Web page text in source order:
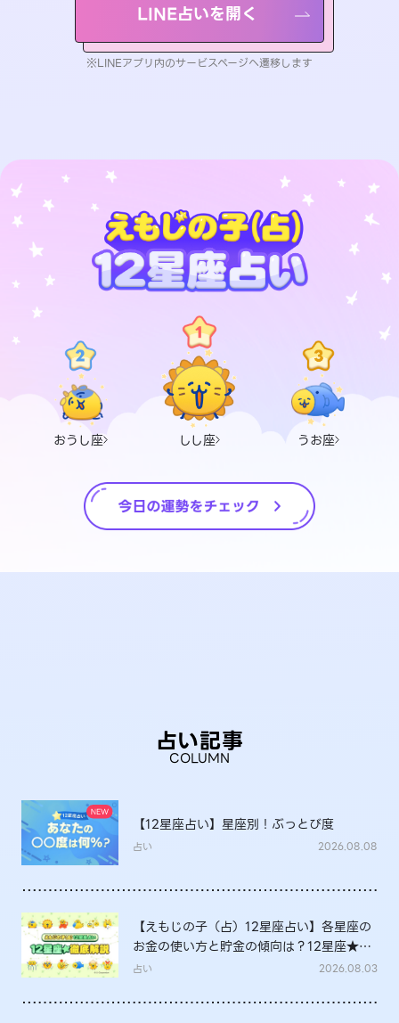
LINE占いを開く
※LINEアプリ内のサービスページへ遷移します
おうし座 しし座 うお座
占い記事
COLUMN
【12星座占い】星座別！ぶっとび度
占い 2026.08.08
【えもじの子（占）12星座占い】各星座の
お金の使い方と貯金の傾向は？12星座★徹
底解説
占い 2026.08.03